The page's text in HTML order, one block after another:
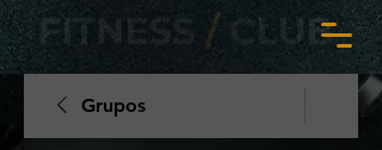
Grupos